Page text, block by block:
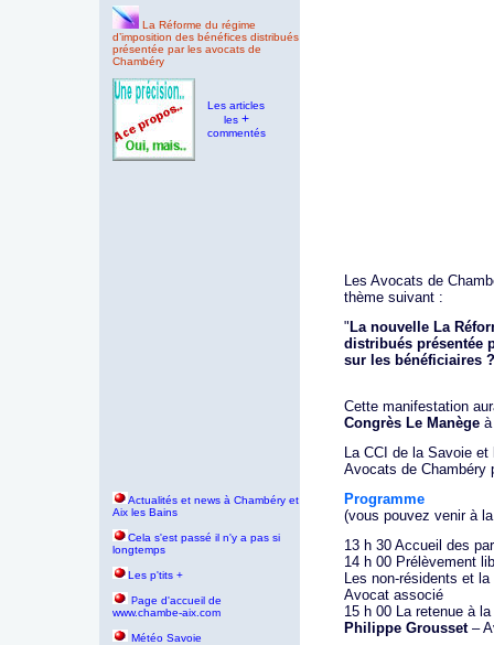
La Réforme du régime
d’imposition des bénéfices distribués
présentée par les avocats de
Chambéry
Les articles
les +
commentés
Actualités et news à Chambéry et
Aix les Bains
Cela s'est passé il n'y a pas si
longtemps
Les p'tits +
Page d'accueil de
www.chambe-aix.com
Météo Savoie
Les Avocats de
thème suivant :
" La nouvelle La
distribués présentée
sur les bénéficiaires ?
Cette manifestation
Congrès Le Manège
La CCI de la Savoie
Avocats de Chambéry
Programme
(vous pouvez venir à
13 h 30 Accueil des
14 h 00 Prélèvement
Les non-résidents et
Avocat associé
15 h 00 La retenue à
Philippe Grousset –